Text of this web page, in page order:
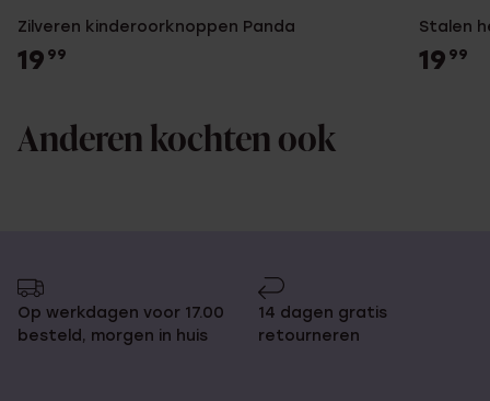
Zilveren kinderoorknoppen Panda
19 99
Stalen
19 99
Anderen kochten ook
Op werkdagen voor 17.00
besteld, morgen in huis
14 dagen gratis
retourneren